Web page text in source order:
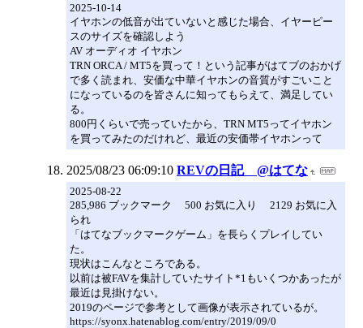
2025-10-14
イヤホンの低音が出ていないと感じた場合、イヤーピー
スのサイズを確認しよう
AV オーディオ イヤホン
TRN ORCA / MT5を買って！という記事がはてブのおかげ
で多く読まれ、安価な中華イヤホンの音質がすごいこと
になっているのを皆さんに知ってもらえて、満足してい
る。
800円くらいで売っていたから、TRN MT5ってイヤホン
を買ってみたのだけれど、最近の安価帯イヤホンって
2025/08/23 06:09:10 REVの日記 @はてな
2025-08-22
285,986 ブックマーク 500 お気に入り 2129 お気に入
られ
「はてなブックマークゲーム」を長らくプレイしてい
た。
現状はこんなところである。
以前は被FAVを集計していたサイト*1もいくつかあったが
最近は見掛けない。
2019のページで参考として画像が表示されているが。
https://syonx.hatenablog.com/entry/2019/09/0